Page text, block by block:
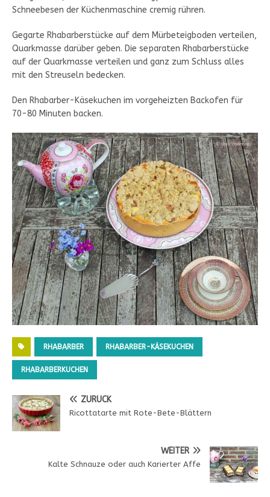
Schneebesen der Küchenmaschine cremig rühren.
Gegarte Rhabarberstücke auf dem Mürbeteigboden verteilen,
Quarkmasse darüber geben. Die separaten Rhabarberstücke
auf der Quarkmasse verteilen und ganz zum Schluss alles
mit den Streuseln bedecken.
Den Rhabarber-Käsekuchen im vorgeheizten Backofen für
70-80 Minuten backen.
RHABARBER RHABARBER-KÄSEKUCHEN
RHABARBERKUCHEN
ZURÜCK
Ricottatarte mit Rote-Bete-Blättern
WEITER
Kalte Schnauze oder auch Karierter Affe